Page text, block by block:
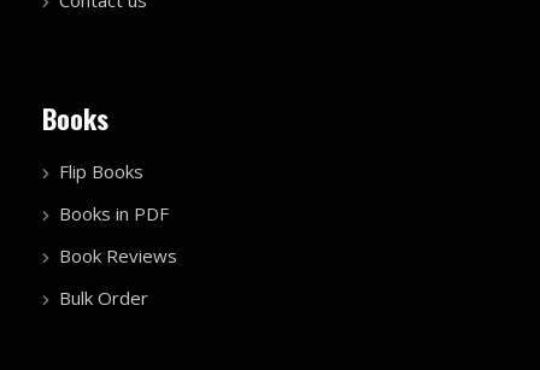
Books
Flip Books
Books in PDF
Book Reviews
Bulk Order